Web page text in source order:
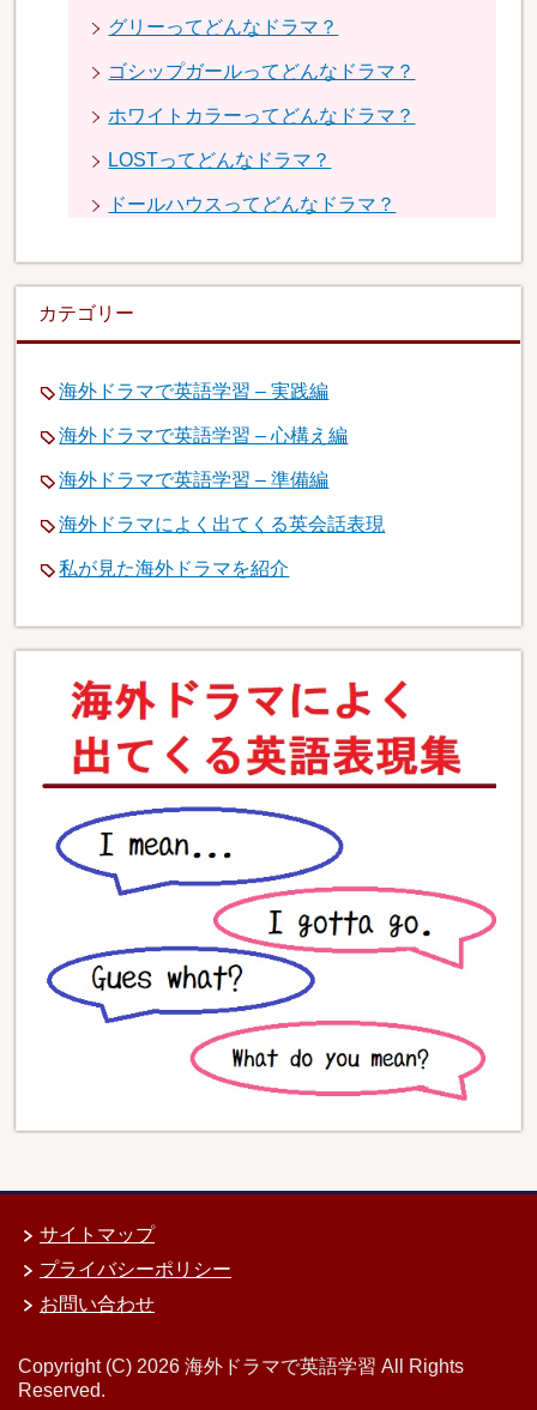
グリーってどんなドラマ？
ゴシップガールってどんなドラマ？
ホワイトカラーってどんなドラマ？
LOSTってどんなドラマ？
ドールハウスってどんなドラマ？
カテゴリー
海外ドラマで英語学習 – 実践編
海外ドラマで英語学習 – 心構え編
海外ドラマで英語学習 – 準備編
海外ドラマによく出てくる英会話表現
私が見た海外ドラマを紹介
サイトマップ
プライバシーポリシー
お問い合わせ
Copyright (C) 2026 海外ドラマで英語学習 All Rights
Reserved.